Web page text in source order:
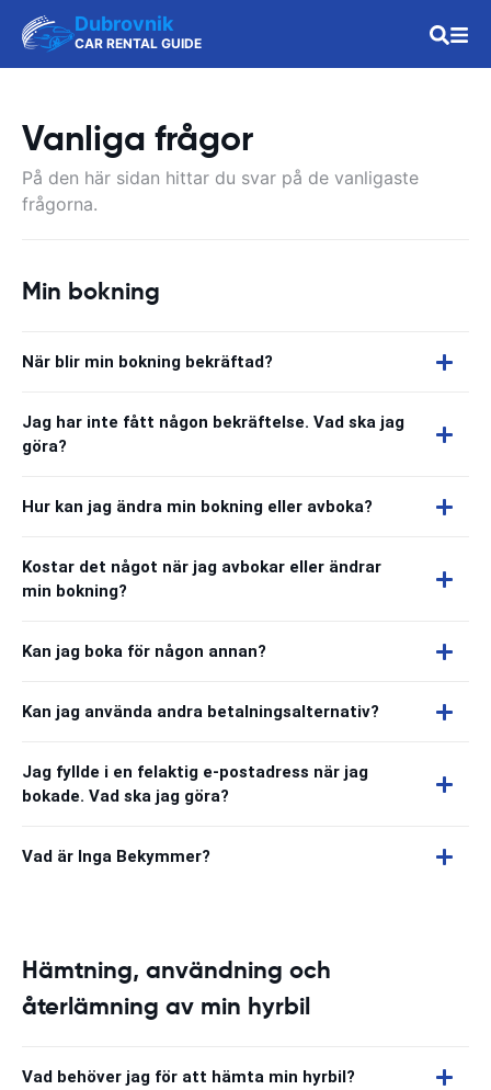
Dubrovnik
CAR RENTAL GUIDE
Vanliga frågor
På den här sidan hittar du svar på de vanligaste
frågorna.
Min bokning
När blir min bokning bekräftad?
Jag har inte fått någon bekräftelse. Vad ska jag
göra?
Hur kan jag ändra min bokning eller avboka?
Kostar det något när jag avbokar eller ändrar
min bokning?
Kan jag boka för någon annan?
Kan jag använda andra betalningsalternativ?
Jag fyllde i en felaktig e-postadress när jag
bokade. Vad ska jag göra?
Vad är Inga Bekymmer?
Hämtning, användning och
återlämning av min hyrbil
Vad behöver jag för att hämta min hyrbil?